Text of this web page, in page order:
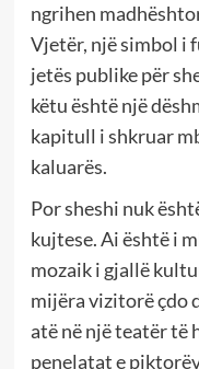
ngrihen
Vjetër, një simbol i
jetës publike për
këtu është një
kapitull i shkruar
kaluarës.
Por sheshi nuk
kujtese. Ai është i
mozaik i gjallë
mijëra vizitorë çdo
atë në një teatër të
penelatat e